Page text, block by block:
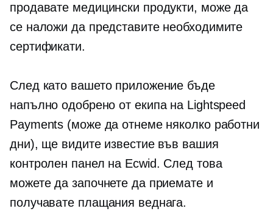
продавате медицински продукти, може да
се наложи да представите необходимите
сертификати.
След като вашето приложение бъде
напълно одобрено от екипа на Lightspeed
Payments (може да отнеме няколко работни
дни), ще видите известие във вашия
контролен панел на Ecwid. След това
можете да започнете да приемате и
получавате плащания веднага.